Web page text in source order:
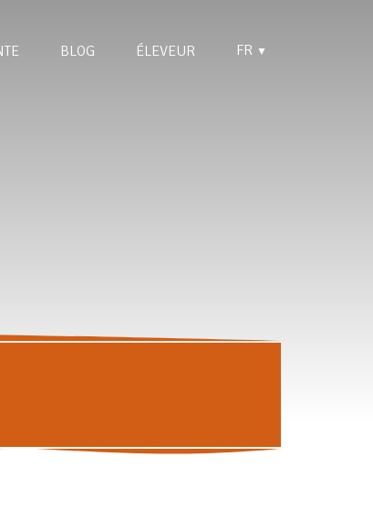
BLOG ÉLEVEUR FR ▼